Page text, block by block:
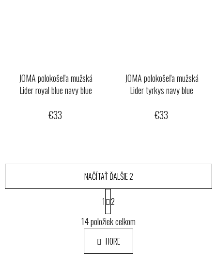
JOMA polokošeľa mužská
Lider royal blue navy blue
€33
JOMA polokošeľa mužská
Lider tyrkys navy blue
€33
O
v
l
á
d
NAČÍTAŤ ĎALŠIE 2
S
t
r
á
n
k
o
v
1 2
14položiek celkom
HORE